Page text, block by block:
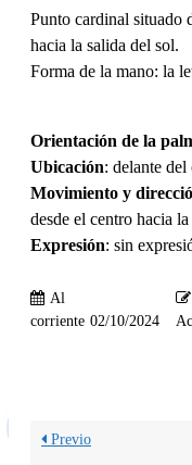
Punto cardinal situado
hacia la salida del sol.
Forma de la mano: la
Orientación de la
Ubicación: delante del
Movimiento y
desde el centro hacia
Expresión: sin
Al
corriente 02/10/2024
Previo